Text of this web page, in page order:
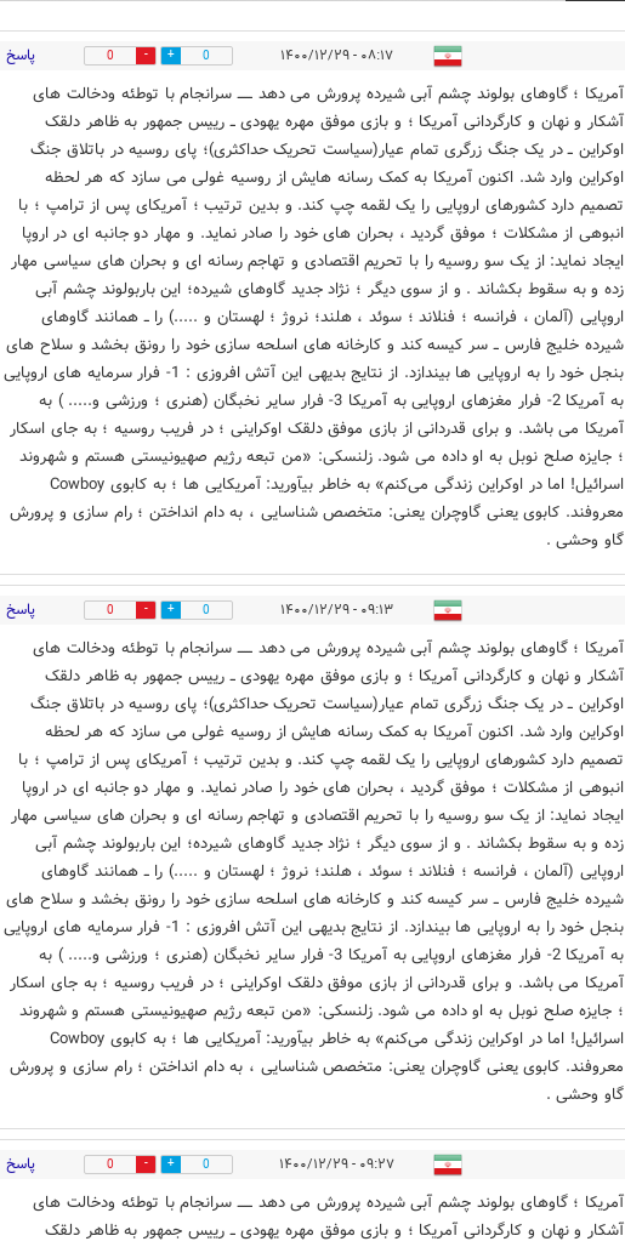
۰۸:۱۷ - ۱۴۰۰/۱۲/۲۹ 0
0 پاسخ
آمریکا ؛ گاوهای بولوند چشم آبی شیرده پرورش می دهد ــــــ سرانجام با توطئه ودخالت های
آشکار و نهان و کارگردانی آمریکا ؛ و بازی موفق مهره یهودی ــ رییس جمهور به ظاهر دلقک
اوکراین ــ در یک جنگ زرگری تمام عیار(سیاست تحریک حداکثری)؛ پای روسیه در باتلاق جنگ
اوکراین وارد شد. اکنون آمریکا به کمک رسانه هایش از روسیه غولی می سازد که هر لحظه
تصمیم دارد کشورهای اروپایی را یک لقمه چپ کند. و بدین ترتیب ؛ آمریکای پس از ترامپ ؛ با
انبوهی از مشکلات ؛ موفق گردید ، بحران های خود را صادر نماید. و مهار دو جانبه ای در اروپا
ایجاد نماید: از یک سو روسیه را با تحریم اقتصادی و تهاجم رسانه ای و بحران های سیاسی مهار
زده و به سقوط بکشاند . و از سوی دیگر ؛ نژاد جدید گاوهای شیرده؛ این باربولوند چشم آبی
اروپایی (آلمان ، فرانسه ؛ فنلاند ؛ سوئد ، هلند؛ نروژ ؛ لهستان و .....) را ــ همانند گاوهای
شیرده خلیج فارس ــ سر کیسه کند و کارخانه های اسلحه سازی خود را رونق بخشد و سلاح های
بنجل خود را به اروپایی ها بیندازد. از نتایج بدیهی این آتش افروزی : 1- فرار سرمایه های اروپایی
به آمریکا 2- فرار مغزهای اروپایی به آمریکا 3- فرار سایر نخبگان (هنری ؛ ورزشی و..... ) به
آمریکا می باشد. و برای قدردانی از بازی موفق دلقک اوکراینی ؛ در فریب روسیه ؛ به جای اسکار
؛ جایزه صلح نوبل به او داده می شود. زلنسکی: «من تبعه رژیم صهیونیستی هستم و شهروند
اسرائیل! اما در اوکراین زندگی می‌کنم» به خاطر بیآورید: آمریکایی ها ؛ به کابوی Cowboy
معروفند. کابوی یعنی گاوچران یعنی: متخصص شناسایی ، به دام انداختن ؛ رام سازی و پرورش
گاو وحشی .
۰۹:۱۳ - ۱۴۰۰/۱۲/۲۹ 0
0 پاسخ
آمریکا ؛ گاوهای بولوند چشم آبی شیرده پرورش می دهد ــــــ سرانجام با توطئه ودخالت های
آشکار و نهان و کارگردانی آمریکا ؛ و بازی موفق مهره یهودی ــ رییس جمهور به ظاهر دلقک
اوکراین ــ در یک جنگ زرگری تمام عیار(سیاست تحریک حداکثری)؛ پای روسیه در باتلاق جنگ
اوکراین وارد شد. اکنون آمریکا به کمک رسانه هایش از روسیه غولی می سازد که هر لحظه
تصمیم دارد کشورهای اروپایی را یک لقمه چپ کند. و بدین ترتیب ؛ آمریکای پس از ترامپ ؛ با
انبوهی از مشکلات ؛ موفق گردید ، بحران های خود را صادر نماید. و مهار دو جانبه ای در اروپا
ایجاد نماید: از یک سو روسیه را با تحریم اقتصادی و تهاجم رسانه ای و بحران های سیاسی مهار
زده و به سقوط بکشاند . و از سوی دیگر ؛ نژاد جدید گاوهای شیرده؛ این باربولوند چشم آبی
اروپایی (آلمان ، فرانسه ؛ فنلاند ؛ سوئد ، هلند؛ نروژ ؛ لهستان و .....) را ــ همانند گاوهای
شیرده خلیج فارس ــ سر کیسه کند و کارخانه های اسلحه سازی خود را رونق بخشد و سلاح های
بنجل خود را به اروپایی ها بیندازد. از نتایج بدیهی این آتش افروزی : 1- فرار سرمایه های اروپایی
به آمریکا 2- فرار مغزهای اروپایی به آمریکا 3- فرار سایر نخبگان (هنری ؛ ورزشی و..... ) به
آمریکا می باشد. و برای قدردانی از بازی موفق دلقک اوکراینی ؛ در فریب روسیه ؛ به جای اسکار
؛ جایزه صلح نوبل به او داده می شود. زلنسکی: «من تبعه رژیم صهیونیستی هستم و شهروند
اسرائیل! اما در اوکراین زندگی می‌کنم» به خاطر بیآورید: آمریکایی ها ؛ به کابوی Cowboy
معروفند. کابوی یعنی گاوچران یعنی: متخصص شناسایی ، به دام انداختن ؛ رام سازی و پرورش
گاو وحشی .
۰۹:۲۷ - ۱۴۰۰/۱۲/۲۹ 0
0 پاسخ
آمریکا ؛ گاوهای بولوند چشم آبی شیرده پرورش می دهد ــــــ سرانجام با توطئه ودخالت های
آشکار و نهان و کارگردانی آمریکا ؛ و بازی موفق مهره یهودی ــ رییس جمهور به ظاهر دلقک